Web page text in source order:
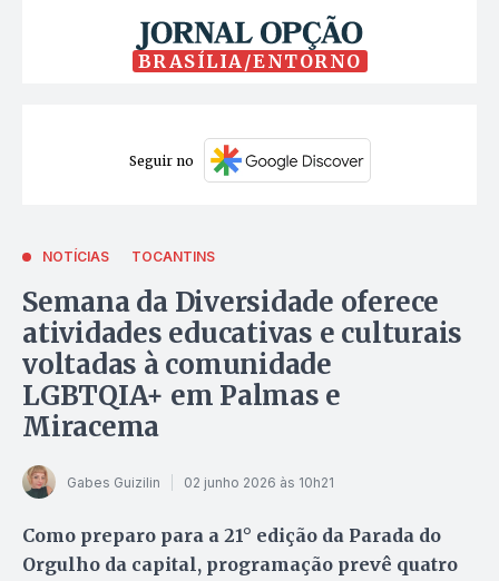
BRASÍLIA/ENTORNO
Seguir no
NOTÍCIAS TOCANTINS
Semana da Diversidade oferece
atividades educativas e culturais
voltadas à comunidade
LGBTQIA+ em Palmas e
Miracema
Gabes Guizilin 02 junho 2026 às 10h21
Como preparo para a 21° edição da Parada do
Orgulho da capital, programação prevê quatro